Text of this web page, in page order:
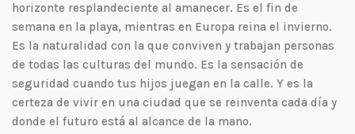
horizonte resplandeciente al amanecer. Es el fin de
semana en la playa, mientras en Europa reina el invierno.
Es la naturalidad con la que conviven y trabajan personas
de todas las culturas del mundo. Es la sensación de
seguridad cuando tus hijos juegan en la calle. Y es la
certeza de vivir en una ciudad que se reinventa cada día y
donde el futuro está al alcance de la mano.